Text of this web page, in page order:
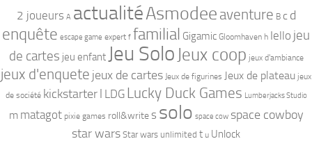
2 joueurs A actualitéAsmodee aventure B c d
enquête escape game expert f familial Gigamic Gloomhaven h Iello jeu
de cartes jeu enfant Jeu Solo Jeux coop jeux d'ambiance
jeux d'enquete jeux de cartes Jeux de figurines Jeux de plateau jeux
de société kickstarter l LDG Lucky Duck Games Lumberjacks Studio
m matagot pixie games roll&write s solo space cow space cowboy
star wars Star wars unlimited t u Unlock